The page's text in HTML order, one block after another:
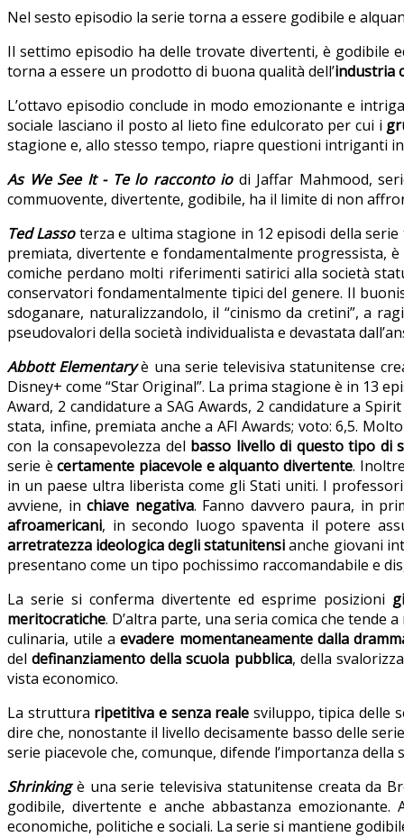
Nel sesto episodio la serie torna a essere godibile e
Il settimo episodio ha delle trovate divertenti, è godibile
torna a essere un prodotto di buona qualità dell’industria
L’ottavo episodio conclude in modo emozionante e
sociale lasciano il posto al lieto fine edulcorato per cui i
stagione e, allo stesso tempo, riapre questioni intriganti
As We See It - Te lo racconto iodi Jaffar Mahmood,
commuovente, divertente, godibile, ha il limite di non
Ted Lassoterza e ultima stagione in 12 episodi della
premiata, divertente e fondamentalmente progressista,
comiche perdano molti riferimenti satirici alla società
conservatori fondamentalmente tipici del genere. Il
sdoganare, naturalizzandolo, il “cinismo da cretini”, a
pseudovalori della società individualista e devastata
Abbott Elementaryè una serie televisiva statunitense
Disney+ come “Star Original”. La prima stagione è in 13
Award, 2 candidature a SAG Awards, 2 candidature a
stata, infine, premiata anche a AFI Awards; voto: 6,5.
con la consapevolezza del basso livello di questo tipo di
serie ècertamente piacevole e alquanto divertente.
in un paese ultra liberista come gli Stati uniti. I
avviene, inchiave negativa. Fanno davvero paura, in
afroamericani, in secondo luogo spaventa il potere
arretratezza ideologica degli statunitensianche giovani
presentano come un tipo pochissimo raccomandabile e
La serie si conferma divertente ed esprime posizioni
meritocratiche. D’altra parte, una seria comica che
culinaria, utile aevadere momentaneamente dalla
deldefinanziamento della scuola pubblica, della
vista economico.
La struttura ripetitiva e senza reale sviluppo, tipica delle
dire che, nonostante il livello decisamente basso delle
serie piacevole che, comunque, difende l’importanza della
Shrinkingè una serie televisiva statunitense creata da
godibile, divertente e anche abbastanza
economiche, politiche e sociali. La serie si mantiene